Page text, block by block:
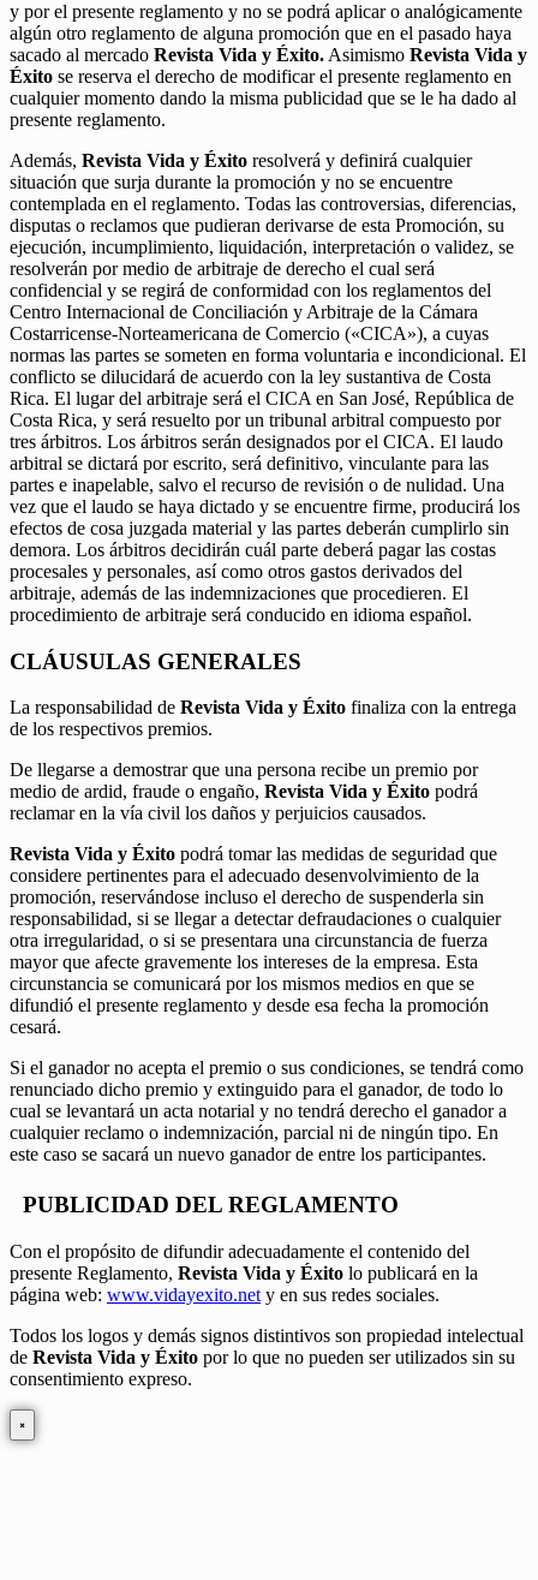
y por el presente reglamento y no se podrá aplicar o analógicamente
algún otro reglamento de alguna promoción que en el pasado haya
sacado al mercado Revista Vida y Éxito. Asimismo Revista Vida y
Éxito se reserva el derecho de modificar el presente reglamento en
cualquier momento dando la misma publicidad que se le ha dado al
presente reglamento.
Además, Revista Vida y Éxito resolverá y definirá cualquier
situación que surja durante la promoción y no se encuentre
contemplada en el reglamento. Todas las controversias, diferencias,
disputas o reclamos que pudieran derivarse de esta Promoción, su
ejecución, incumplimiento, liquidación, interpretación o validez, se
resolverán por medio de arbitraje de derecho el cual será
confidencial y se regirá de conformidad con los reglamentos del
Centro Internacional de Conciliación y Arbitraje de la Cámara
Costarricense-Norteamericana de Comercio («CICA»), a cuyas
normas las partes se someten en forma voluntaria e incondicional. El
conflicto se dilucidará de acuerdo con la ley sustantiva de Costa
Rica. El lugar del arbitraje será el CICA en San José, República de
Costa Rica, y será resuelto por un tribunal arbitral compuesto por
tres árbitros. Los árbitros serán designados por el CICA. El laudo
arbitral se dictará por escrito, será definitivo, vinculante para las
partes e inapelable, salvo el recurso de revisión o de nulidad. Una
vez que el laudo se haya dictado y se encuentre firme, producirá los
efectos de cosa juzgada material y las partes deberán cumplirlo sin
demora. Los árbitros decidirán cuál parte deberá pagar las costas
procesales y personales, así como otros gastos derivados del
arbitraje, además de las indemnizaciones que procedieren. El
procedimiento de arbitraje será conducido en idioma español.
CLÁUSULAS GENERALES
La responsabilidad de Revista Vida y Éxito finaliza con la entrega
de los respectivos premios.
De llegarse a demostrar que una persona recibe un premio por
medio de ardid, fraude o engaño, Revista Vida y Éxito podrá
reclamar en la vía civil los daños y perjuicios causados.
Revista Vida y Éxito podrá tomar las medidas de seguridad que
considere pertinentes para el adecuado desenvolvimiento de la
promoción, reservándose incluso el derecho de suspenderla sin
responsabilidad, si se llegar a detectar defraudaciones o cualquier
otra irregularidad, o si se presentara una circunstancia de fuerza
mayor que afecte gravemente los intereses de la empresa. Esta
circunstancia se comunicará por los mismos medios en que se
difundió el presente reglamento y desde esa fecha la promoción
cesará.
Si el ganador no acepta el premio o sus condiciones, se tendrá como
renunciado dicho premio y extinguido para el ganador, de todo lo
cual se levantará un acta notarial y no tendrá derecho el ganador a
cualquier reclamo o indemnización, parcial ni de ningún tipo. En
este caso se sacará un nuevo ganador de entre los participantes.
PUBLICIDAD DEL REGLAMENTO
Con el propósito de difundir adecuadamente el contenido del
presente Reglamento, Revista Vida y Éxito lo publicará en la
página web: www.vidayexito.net y en sus redes sociales.
Todos los logos y demás signos distintivos son propiedad intelectual
de Revista Vida y Éxito por lo que no pueden ser utilizados sin su
consentimiento expreso.
×